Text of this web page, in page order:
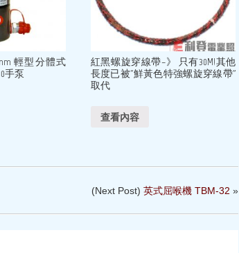
mm 輕型分體式
手泵
紅黑螺旋穿線帶–》 只有30M!其他
長度已被”鮮黃色特強螺旋穿線帶”
取代
查看內容
(Next Post) 英式屈喉機 TBM-32 »